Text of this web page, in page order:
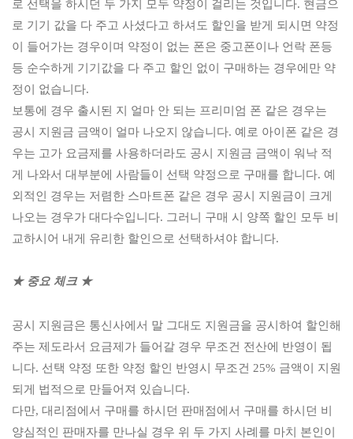
로 선택을 하시던 두 가지 모두 약정이 걸리는 것입니다. 현금으
로 기기 값을 다 주고 사셨다고 하셔도 할인을 받게 되시면 약정
이 들어가는 경우이며 약정이 없는 폰은 중고폰이나 언락 폰등
등 순수하게 기기값을 다 주고 할인 없이 구매하는 경우에만 약
정이 없습니다.
보통에 경우 출시된 지 얼마 안 되는 프리미엄 폰 같은 경우는
공시 지원금 금액이 얼마 나오지 않습니다. 예로 아이폰 같은 경
우는 고가 요금제를 사용하더라도 공시 지원금 금액이 워낙 적
게 나와서 대부분에 사람들이 선택 약정으로 구매를 합니다. 예
외적인 경우는 저렴한 스마트폰 같은 경우 공시 지원금이 크게
나오는 경우가 대다수입니다. 그러니 구매 시 양쪽 할인 모두 비
교하시어 내게 유리한 할인으로 선택하셔야 합니다.
★ 중요 체크 ★
공시 지원금은 통신사에서 말 그대도 지원금을 공시하여 할인해
주는 제도라서 요금제가 들어갈 경우 무조건 전산에 반영이 됩
니다. 선택 약정 또한 약정 할인 반영시 무조건 25% 금액이 지원
되게 법적으로 만들어져 있습니다.
다만, 대리점에서 구매를 하시던 판매점에서 구매를 하시던 비
양심적인 판매자를 만나실 경우 위 두 가지 사례를 마치 본인이